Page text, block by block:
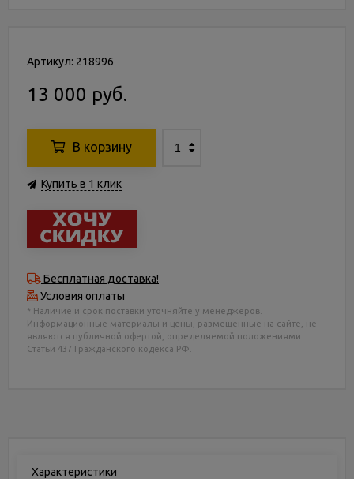
Артикул: 218996
13 000 руб.
В корзину
Купить в 1 клик
Бесплатная доставка!
Условия оплаты
* Наличие и срок поставки уточняйте у менеджеров.
Информационные материалы и цены, размещенные на сайте, не
являются публичной офертой, определяемой положениями
Статьи 437 Гражданского кодекса РФ.
Характеристики